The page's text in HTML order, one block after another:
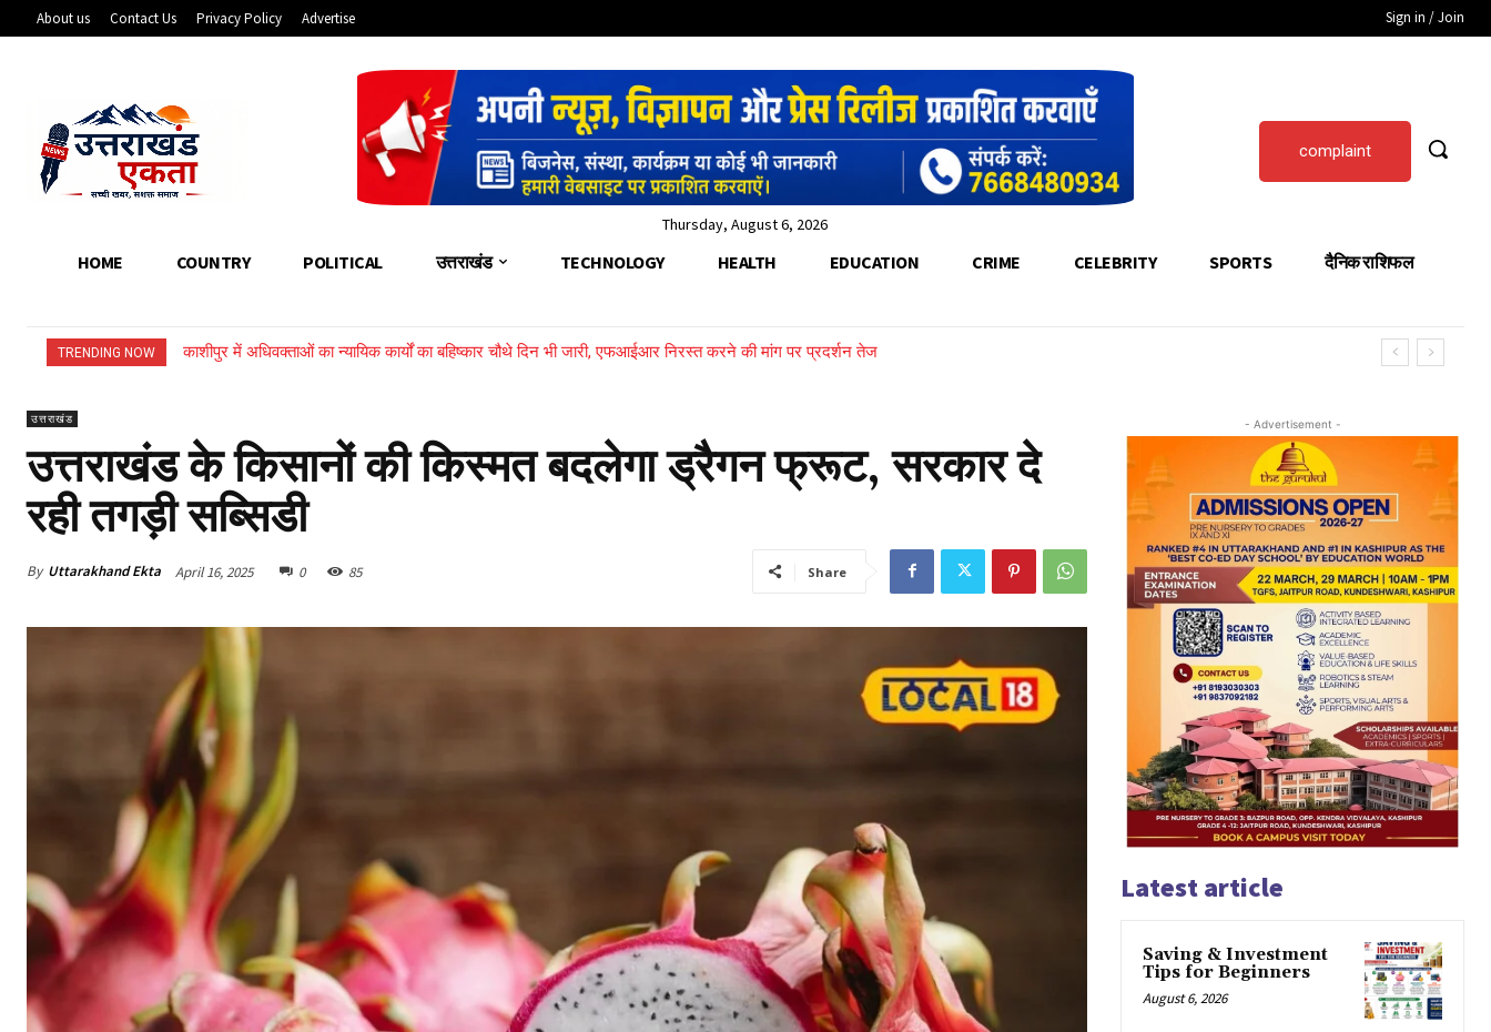
About us Contact Us Privacy Policy Advertise Sign in / Join
Thursday, August 6, 2026
complaint
HOME COUNTRY POLITICAL उत्तराखंड TECHNOLOGY HEALTH EDUCATION CRIME CELEBRITY SPORTS दैनिक राशिफल
TRENDING NOW काशीपुर में अधिवक्ताओं का न्यायिक कार्यों का बहिष्कार चौथे दिन भी जारी, एफआईआर निरस्त करने की मांग पर प्रदर्शन तेज
काशीपुर में दर्दनाक सड़क हादसा: तेज रफ्तार टैंकर की टक्कर से 10वीं के छात्र की मौत, दो गंभीर घायल
उत्तराखंड
उत्तराखंड के किसानों की किस्मत बदलेगा ड्रैगन फ्रूट, सरकार दे
रही तगड़ी सब्सिडी
By Uttarakhand Ekta April 16, 2025 0 85 Share
- Advertisement -
Latest article
Saving & Investment
Tips for Beginners
August 6, 2026